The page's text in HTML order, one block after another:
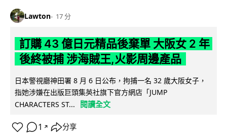
Lawton 17 分
訂購 43 億日元精品後棄單 大阪女 2 年
後終被捕 涉海賊王,火影周邊產品
日本警視廳神田署 8 月 6 日公布，拘捕一名 32 歲大阪女子，
指她涉嫌在出版巨頭集英社旗下官方網店「JUMP
CHARACTERS ST...
閱讀全文
1 ↗ 分享